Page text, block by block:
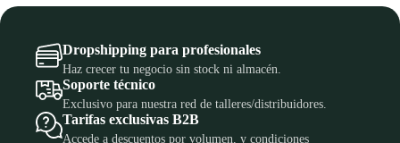
Dropshipping para profesionales
Haz crecer tu negocio sin stock ni almacén.
Soporte técnico
Exclusivo para nuestra red de talleres/distribuidores.
Tarifas exclusivas B2B
Accede a descuentos por volumen, y condiciones